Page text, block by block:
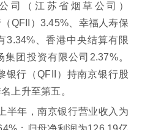
司（江苏省烟草公司）
QFII）3.45%、幸福人寿保
3.34%、香港中央结算有限
团投资有限公司2.37%。
银行（QFII）持南京银行股
上升至第五。
半年，南京银行营业收入为